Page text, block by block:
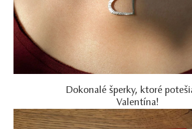
Dokonalé šperky, ktoré
Valentína!